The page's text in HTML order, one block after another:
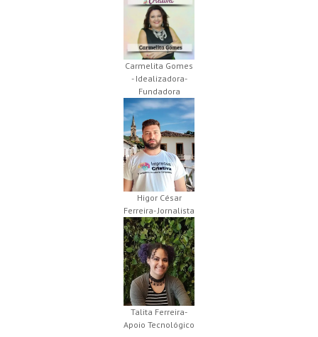
Carmelita Gomes
- Idealizadora-
Fundadora
Higor César
Ferreira- Jornalista
Talita Ferreira-
Apoio Tecnológico